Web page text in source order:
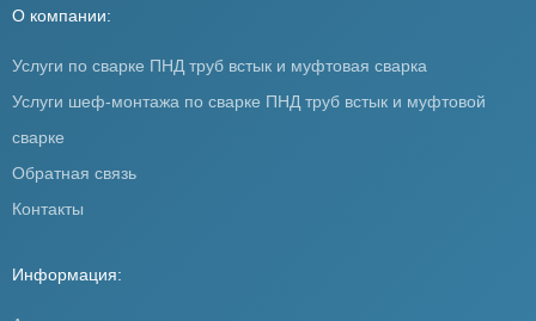
О компании:
Услуги по сварке ПНД труб встык и муфтовая сварка
Услуги шеф-монтажа по сварке ПНД труб встык и муфтовой
сварке
Обратная связь
Контакты
Информация: